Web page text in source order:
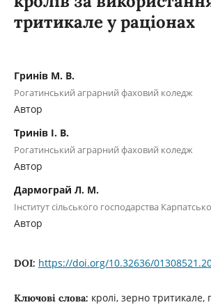
тритикале у раціонах
Гринів М. В.
Рогатинський аграрний фаховий коледж
Автор
Тринів І. В.
Рогатинський аграрний фаховий коледж
Автор
Дармограй Л. М.
Інститут сільського господарства
Автор
DOI: https://doi.org/10.32636/
Ключові слова: кролі, зерно тритикале,